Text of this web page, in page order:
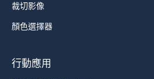
裁切影像
顏色選擇器
行動應用